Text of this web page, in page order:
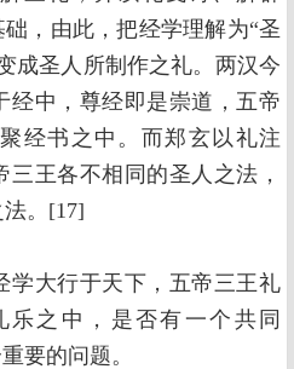
，由此，把经学理解为“圣
成圣人所制作之礼。两汉今
经中，尊经即是崇道，五帝
经书之中。而郑玄以礼注
王各不相同的圣人之法，
。[17]
学大行于天下，五帝三王礼
之中，是否有一个共同
要的问题。